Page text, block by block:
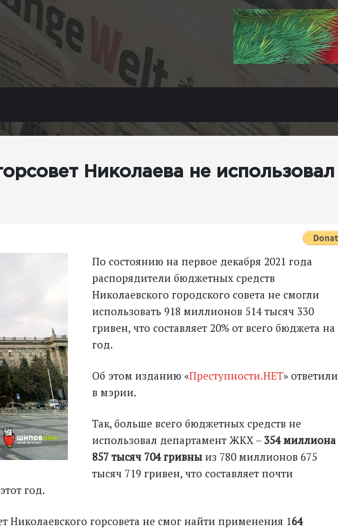
Николаева не использовал
По состоянию на первое декабря 2021 года
распорядители бюджетных средств
Николаевского городского совета не смогли
использовать 918 миллионов 514 тысяч 330
гривен, что составляет 20% от всего бюджета на
год.
Об этом изданию «Преступности.НЕТ» ответили
в мэрии.
Так, больше всего бюджетных средств не
использовал департамент ЖКХ – 354 миллиона
857 тысяч 704 гривны из 780 миллионов 675
тысяч 719 гривен, что составляет почти
год.
горсовета не смог найти применения 164